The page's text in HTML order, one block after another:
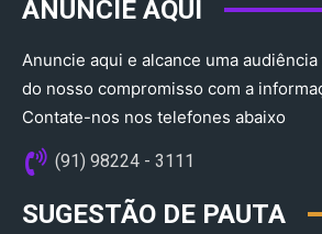
ANUNCIE AQUI
Anuncie aqui e alcance uma
do nosso compromisso com a
Contate-nos nos telefones abaixo
(91) 98224 - 3111
SUGESTÃO DE PAUTA